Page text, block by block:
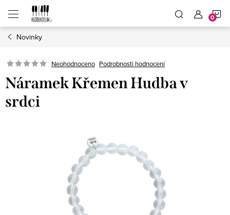
obsah
Novinky
Neohodnoceno Podrobnosti hodnocení
Náramek Křemen Hudba v
srdci